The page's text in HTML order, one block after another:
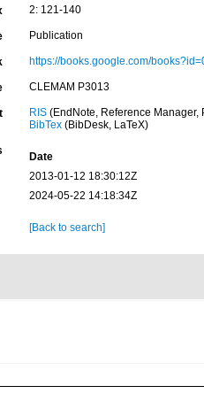
2: 121-140
Publication
https://books.google.com/
CLEMAM P3013
RIS(EndNote, Reference Manager,
BibTex(BibDesk, LaTeX)
Date
2013-01-12 18:30:12Z
2024-05-22 14:18:34Z
[Back to search]